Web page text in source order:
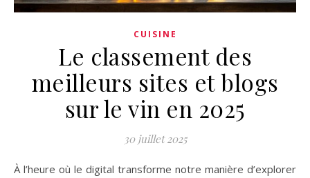
CUISINE
Le classement des
meilleurs sites et blogs
sur le vin en 2025
30 juillet 2025
À l’heure où le digital transforme notre manière d’explorer